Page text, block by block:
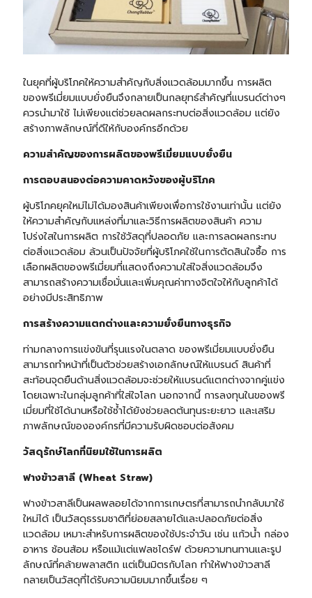
ในยุคที่ผู้บริโภคให้ความสำคัญกับสิ่งแวดล้อมมากขึ้น การผลิต
ของพรีเมี่ยมแบบยั่งยืนจึงกลายเป็นกลยุทธ์สำคัญที่แบรนด์ต่างๆ
ควรนำมาใช้ ไม่เพียงแต่ช่วยลดผลกระทบต่อสิ่งแวดล้อม แต่ยัง
สร้างภาพลักษณ์ที่ดีให้กับองค์กรอีกด้วย
ความสำคัญของการผลิตของพรีเมี่ยมแบบยั่งยืน
การตอบสนองต่อความคาดหวังของผู้บริโภค
ผู้บริโภคยุคใหม่ไม่ได้มองสินค้าเพียงเพื่อการใช้งานเท่านั้น แต่ยัง
ให้ความสำคัญกับแหล่งที่มาและวิธีการผลิตของสินค้า ความ
โปร่งใสในการผลิต การใช้วัสดุที่ปลอดภัย และการลดผลกระทบ
ต่อสิ่งแวดล้อม ล้วนเป็นปัจจัยที่ผู้บริโภคใช้ในการตัดสินใจซื้อ การ
เลือกผลิตของพรีเมี่ยมที่แสดงถึงความใส่ใจสิ่งแวดล้อมจึง
สามารถสร้างความเชื่อมั่นและเพิ่มคุณค่าทางจิตใจให้กับลูกค้าได้
อย่างมีประสิทธิภาพ
การสร้างความแตกต่างและความยั่งยืนทางธุรกิจ
ท่ามกลางการแข่งขันที่รุนแรงในตลาด ของพรีเมี่ยมแบบยั่งยืน
สามารถทำหน้าที่เป็นตัวช่วยสร้างเอกลักษณ์ให้แบรนด์ สินค้าที่
สะท้อนจุดยืนด้านสิ่งแวดล้อมจะช่วยให้แบรนด์แตกต่างจากคู่แข่ง
โดยเฉพาะในกลุ่มลูกค้าที่ใส่ใจโลก นอกจากนี้ การลงทุนในของพรี
เมี่ยมที่ใช้ได้นานหรือใช้ซ้ำได้ยังช่วยลดต้นทุนระยะยาว และเสริม
ภาพลักษณ์ขององค์กรที่มีความรับผิดชอบต่อสังคม
วัสดุรักษ์โลกที่นิยมใช้ในการผลิต
ฟางข้าวสาลี (Wheat Straw)
ฟางข้าวสาลีเป็นผลพลอยได้จากการเกษตรที่สามารถนำกลับมาใช้
ใหม่ได้ เป็นวัสดุธรรมชาติที่ย่อยสลายได้และปลอดภัยต่อสิ่ง
แวดล้อม เหมาะสำหรับการผลิตของใช้ประจำวัน เช่น แก้วน้ำ กล่อง
อาหาร ช้อนส้อม หรือแม้แต่แฟลชไดร์ฟด้วยความทนทานและรูป
ลักษณ์ที่คล้ายพลาสติก แต่เป็นมิตรกับโลก ทำให้ฟางข้าวสาลี
กลายเป็นวัสดุที่ได้รับความนิยมมากขึ้นเรื่อย ๆ